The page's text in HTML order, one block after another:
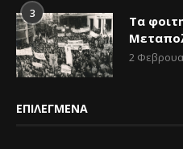
3
Τα
2
ΕΠΙΛΕΓΜΕΝΑ